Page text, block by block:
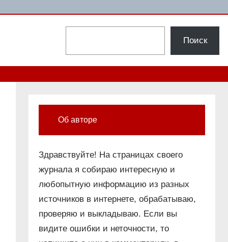
Поиск
Об авторе
Здравствуйте! На страницах своего
журнала я собираю интересную и
любопытную информацию из разных
источников в интернете, обрабатываю,
проверяю и выкладываю. Если вы
видите ошибки и неточности, то